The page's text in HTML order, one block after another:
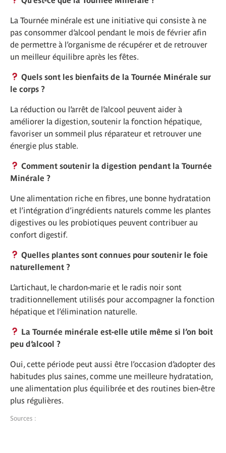
La Tournée minérale est une initiative qui consiste à ne
pas consommer d’alcool pendant le mois de février afin
de permettre à l’organisme de récupérer et de retrouver
un meilleur équilibre après les fêtes.
Quels sont les bienfaits de la Tournée Minérale sur
le corps ?
La réduction ou l’arrêt de l’alcool peuvent aider à
améliorer la digestion, soutenir la fonction hépatique,
favoriser un sommeil plus réparateur et retrouver une
énergie plus stable.
Comment soutenir la digestion pendant la Tournée
Minérale ?
Une alimentation riche en fibres, une bonne hydratation
et l’intégration d’ingrédients naturels comme les plantes
digestives ou les probiotiques peuvent contribuer au
confort digestif.
Quelles plantes sont connues pour soutenir le foie
naturellement ?
L’artichaut, le chardon-marie et le radis noir sont
traditionnellement utilisés pour accompagner la fonction
hépatique et l’élimination naturelle.
La Tournée minérale est-elle utile même si l’on boit
peu d’alcool ?
Oui, cette période peut aussi être l’occasion d’adopter des
habitudes plus saines, comme une meilleure hydratation,
une alimentation plus équilibrée et des routines bien-être
plus régulières.
Sources :